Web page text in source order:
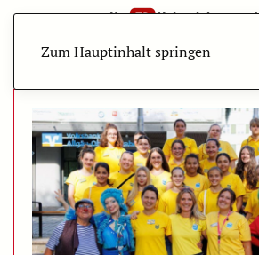
Zum Hauptinhalt springen